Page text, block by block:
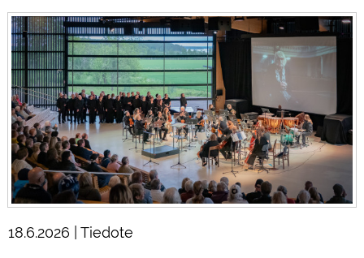
18.6.2026 | Tiedote